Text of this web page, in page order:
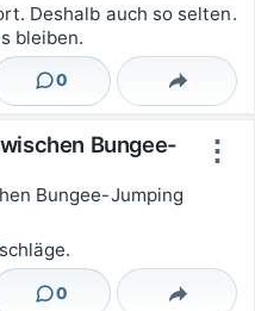
Deshalb auch so selten.
bleiben.
0
Kommentare Teilen
⋮
Bungee-
Bungee-Jumping
0
Kommentare Teilen